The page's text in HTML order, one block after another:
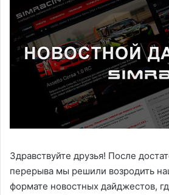
Здравствуйте друзья! После
перерыва мы решили возродить
формате новостных дайджестов,